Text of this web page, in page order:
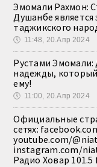
Эмомали Рахмон:
Душанбе
таджикского
🕔 11:48, 20.Апр 2024
Рустами
надежды,
ему!
🕔 11:00, 20.Апр 2024
Официальные
сетях:
youtube.com/
instagram.com/
Радио Ховар